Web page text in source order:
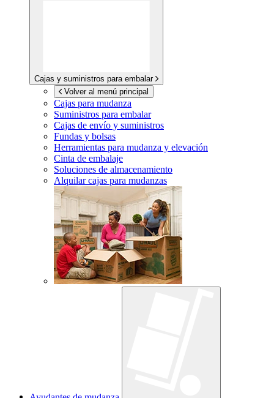
Cajas y suministros para embalar
Volver al menú principal
Cajas para mudanza
Suministros para embalar
Cajas de envío y suministros
Fundas y bolsas
Herramientas para mudanza y elevación
Cinta de embalaje
Soluciones de almacenamiento
Alquilar cajas para mudanzas